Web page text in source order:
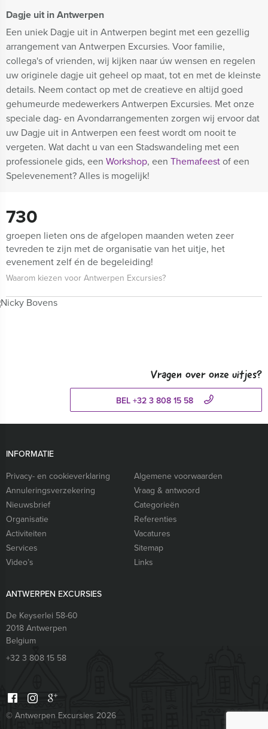
Dagje uit in Antwerpen
Een uniek Dagje uit in Antwerpen begint met een gezellig
arrangement van Antwerpen Excursies. Voor familie,
collega's of vrienden, wij kijken naar úw wensen en regelen
uw originele dagje uit geheel op maat, tot en met de kleinste
details. Neem contact op met de creatieve en altijd goed
gehumeurde medewerkers Antwerpen Excursies. Met onze
speciale dag- en Avondarrangementen zorgen wij ervoor dat
uw Dagje uit in Antwerpen een feest wordt om nooit te
vergeten. Wat dacht u van een Stadswandeling met een
professionele gids, een Workshop, een Themafeestof een
Spelevenement? Alles is mogelijk!
730
groepen lieten ons de afgelopen maanden weten zeer
tevreden te zijn met de organisatie van het uitje, het
evenement zelf én de begeleiding!
Waarom kiezen voor Antwerpen Excursies?
Vragen over onze uitjes?
BEL +32 3 808 15 58
INFORMATIE
Privacy- en cookieverklaring
Algemene voorwaarden
Annuleringsverzekering
Vraag & antwoord
Nieuwsbrief
Categorieën
Organisatie
Referenties
Activiteiten
Vacatures
Services
Sitemap
Video’s
Links
ANTWERPEN EXCURSIES
De Keyserlei 58-60
2018Antwerpen
Belgium
+32 3 808 15 58
© Antwerpen Excursies 2026